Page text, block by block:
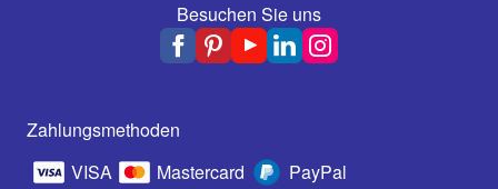
Besuchen Sie uns
Zahlungsmethoden
VISA
Mastercard
PayPal